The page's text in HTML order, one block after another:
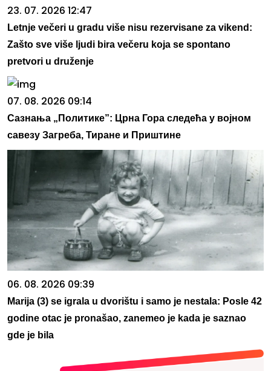
23. 07. 2026 12:47
Letnje večeri u gradu više nisu rezervisane za vikend:
Zašto sve više ljudi bira večeru koja se spontano
pretvori u druženje
07. 08. 2026 09:14
Сазнања „Политике”: Црна Гора следећа у војном
савезу Загреба, Тиране и Приштине
06. 08. 2026 09:39
Marija (3) se igrala u dvorištu i samo je nestala: Posle 42
godine otac je pronašao, zanemeo je kada je saznao
gde je bila